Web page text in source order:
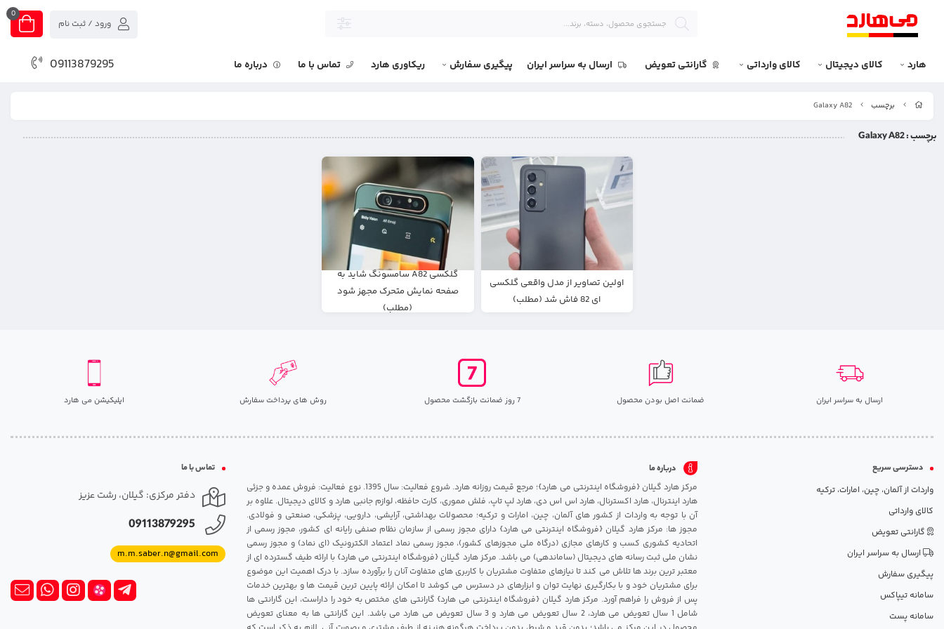
0
ورود / ثبت نام
هارد کالای دیجیتال کالای وارداتی گارانتی تعویض ارسال به سراسر ایران پیگیری سفارش ریکاوری هارد تماس با ما درباره ما 09113879295
برچسب Galaxy A82
برچسب: Galaxy A82
اولین تصاویر از مدل واقعی گلکسی
ای 82 فاش شد (مطلب)
گلکسی A82 سامسونگ شاید به
صفحه نمایش متحرک مجهز شود
(مطلب)
ارسال به سراسر ایران ضمانت اصل بودن محصول 7 روز ضمانت بازگشت محصول روش های پرداخت سفارش اپلیکیشن می هارد
دسترسی سریع
واردات از آلمان، چین، امارات، ترکیه
کالای وارداتی
گارانتی تعویض
ارسال به سراسر ایران
پیگیری سفارش
سامانه تیپاکس
سامانه پست
درباره ما
مرکز هارد گیلان {فروشگاه اینترنتی می هارد}؛ مرجع قیمت روزانه هارد. شروع فعالیت: سال 1395. نوع فعالیت: فروش عمده و جزئی
هارد اینترنال، هارد اکسترنال، هارد اس اس دی، هارد لپ تاپ، فلش مموری، کارت حافظه، لوازم جانبی هارد و کالای دیجیتال. علاوه بر
آن با توجه به واردات از کشور های آلمان، چین، امارات و ترکیه؛ محصولات بهداشتی، آرایشی، دارویی، پزشکی، صنعتی و فولادی.
مجوز ها: مرکز هارد گیلان {فروشگاه اینترنتی می هارد} دارای مجوز رسمی از سازمان نظام صنفی رایانه ای کشور، مجوز رسمی از
اتحادیه کشوری کسب و کارهای مجازی (درگاه ملی مجوزهای کشور)، مجوز رسمی نماد اعتماد الکترونیک (ای نماد) و مجوز رسمی
نشان ملی ثبت رسانه های دیجیتال (ساماندهی) می باشد. مرکز هارد گیلان {فروشگاه اینترنتی می هارد} با ارائه طیف گسترده ای از
معتبر ترین برند ها تلاش می کند تا نیازهای متفاوت مشتریان با کاربری های متفاوت آنان را برآورده سازد. با درک اهمیت این موضوع
برای مشتریان خود و با بکارگیری نهایت توان و ابزارهای در دسترس می کوشد تا امکان ارائه پایین ترین قیمت ها و بهترین خدمات
پس از فروش را فراهم آورد. مرکز هارد گیلان {فروشگاه اینترنتی می هارد} گارانتی های مختص به خود را داراست، این گارانتی ها
شامل 1 سال تعویض می هارد، 2 سال تعویض می هارد و 3 سال تعویض می هارد می باشد. این گارانتی ها به معنای تعویض
تماس با ما
دفتر مرکزی: گیلان، رشت عزیز
09113879295
m.m.saber.n@gmail.com